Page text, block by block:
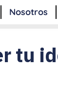
Nosotros
tu